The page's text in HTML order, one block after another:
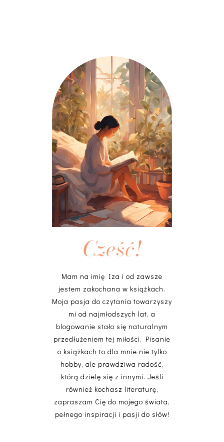
Cześć!
Mam na imię Iza i od zawsze
jestem zakochana w książkach.
Moja pasja do czytania towarzyszy
mi od najmłodszych lat, a
blogowanie stało się naturalnym
przedłużeniem tej miłości. Pisanie
o książkach to dla mnie nie tylko
hobby, ale prawdziwa radość,
którą dzielę się z innymi. Jeśli
również kochasz literaturę,
zapraszam Cię do mojego świata,
pełnego inspiracji i pasji do słów!